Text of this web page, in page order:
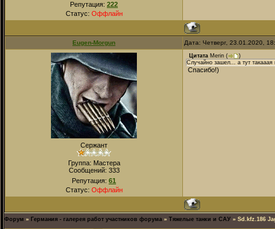
Репутация: 222
Статус: Оффлайн
Eugen-Morgun Дата: Четверг, 23.01.2020,
Сержант
Группа: Мастера
Сообщений: 333
Репутация: 61
Статус: Оффлайн
Цитата Merin (
)
Случайно зашел... а тут такааая
Спасибо!)
Форум » Германия - галерея работ участников форума » Тяжелые танки и САУ » Sd.kfz.186